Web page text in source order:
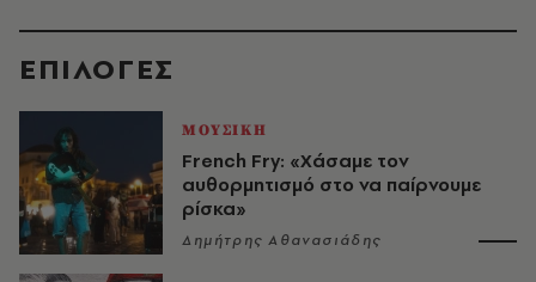
EΠΙΛΟΓΈΣ
ΜΟΥΣΙΚΗ
French Fry: «Χάσαμε τον
αυθορμητισμό στο να παίρνουμε
ρίσκα»
Δημήτρης Αθανασιάδης